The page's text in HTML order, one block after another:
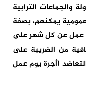
والجماعات الترابية
يمكنهم، بصفة
عمل عن كل شهر على
من الضريبة على
(أجرة يوم عمل